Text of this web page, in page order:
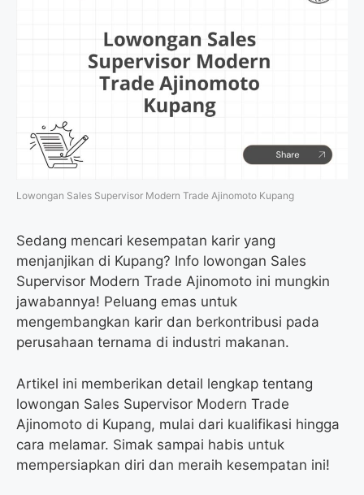
Lowongan Sales Supervisor Modern Trade Ajinomoto Kupang
Sedang mencari kesempatan karir yang
menjanjikan di Kupang? Info lowongan Sales
Supervisor Modern Trade Ajinomoto ini mungkin
jawabannya! Peluang emas untuk
mengembangkan karir dan berkontribusi pada
perusahaan ternama di industri makanan.
Artikel ini memberikan detail lengkap tentang
lowongan Sales Supervisor Modern Trade
Ajinomoto di Kupang, mulai dari kualifikasi hingga
cara melamar. Simak sampai habis untuk
mempersiapkan diri dan meraih kesempatan ini!